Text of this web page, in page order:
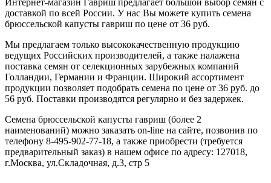
Интернет-магазин Гавриш предлагает большой выбор семян с
доставкой по всей России. У нас Вы можете купить семена
брюссельской капусты гавриш по цене от 36 руб.
Мы предлагаем только высококачественную продукцию
ведущих Российских производителей, а также налажена
поставка семян от селекционных зарубежных компаний
Голландии, Германии и Франции. Широкий ассортимент
продукции позволяет подобрать семена по цене от 36 руб. до
56 руб. Поставки производятся регулярно и без задержек.
Семена брюссельской капусты гавриш (более 2
наименований) можно заказать on-line на сайте, позвонив по
телефону 8-495-902-77-18, а также приобрести (требуется
предварительный заказ) в нашем офисе по адресу: 127018,
г.Москва, ул.Складочная, д.3, стр 5